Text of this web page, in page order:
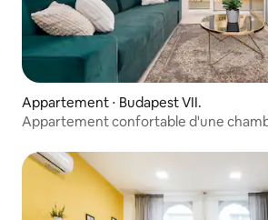
Appartement ⋅ Budapest VII.
Appartement confortable d'une